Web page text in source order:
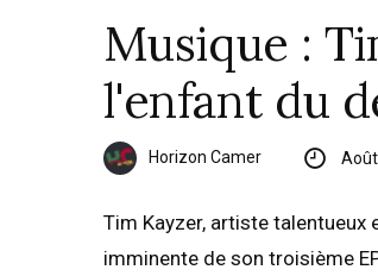
Musique :
l'enfant du
Horizon Camer
Tim Kayzer, artiste talentueux
imminente de son troisième